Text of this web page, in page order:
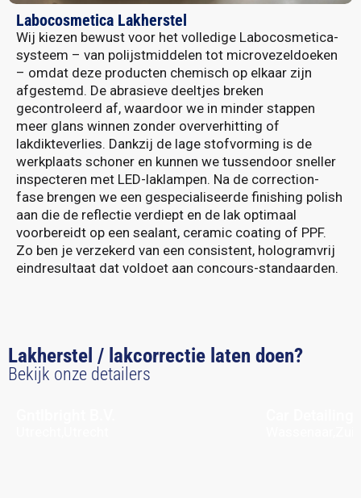
Labocosmetica Lakherstel
Wij kiezen bewust voor het volledige Labocosmetica-
systeem – van polijstmiddelen tot microvezeldoeken
– omdat deze producten chemisch op elkaar zijn
afgestemd. De abrasieve deeltjes breken
gecontroleerd af, waardoor we in minder stappen
meer glans winnen zonder oververhitting of
lakdikteverlies. Dankzij de lage stofvorming is de
werkplaats schoner en kunnen we tussendoor sneller
inspecteren met LED-laklampen. Na de correction-
fase brengen we een gespecialiseerde finishing polish
aan die de reflectie verdiept en de lak optimaal
voorbereidt op een sealant, ceramic coating of PPF.
Zo ben je verzekerd van een consistent, hologramvrij
eindresultaat dat voldoet aan concours-standaarden.
Lakherstel / lakcorrectie laten doen?
Bekijk onze detailers